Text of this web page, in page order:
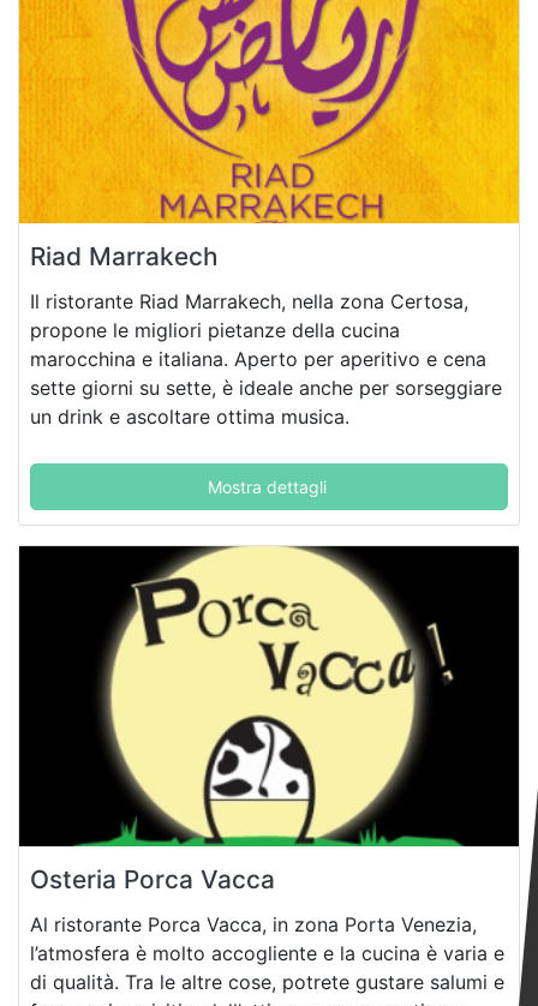
Riad Marrakech
Il ristorante Riad Marrakech, nella zona Certosa,
propone le migliori pietanze della cucina
marocchina e italiana. Aperto per aperitivo e cena
sette giorni su sette, è ideale anche per sorseggiare
un drink e ascoltare ottima musica.
Mostra dettagli
Osteria Porca Vacca
Al ristorante Porca Vacca, in zona Porta Venezia,
l’atmosfera è molto accogliente e la cucina è varia e
di qualità. Tra le altre cose, potrete gustare salumi e